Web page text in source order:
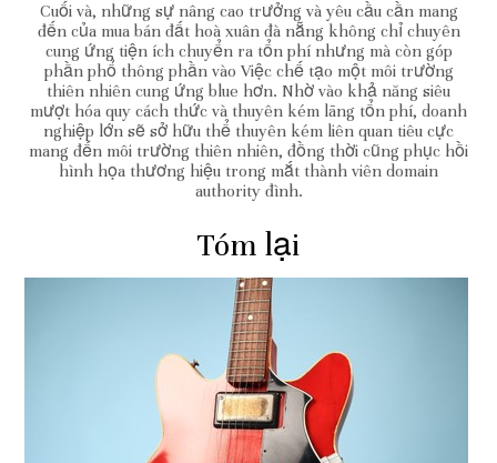
Cuối và, những sự nâng cao trưởng và yêu cầu cần mang
đến của mua bán đất hoà xuân đà nẵng không chỉ chuyên
cung ứng tiện ích chuyển ra tổn phí nhưng mà còn góp
phần phổ thông phần vào Việc chế tạo một môi trường
thiên nhiên cung ứng blue hơn. Nhờ vào khả năng siêu
mượt hóa quy cách thức và thuyên kém lãng tổn phí, doanh
nghiệp lớn sẽ sở hữu thể thuyên kém liên quan tiêu cực
mang đến môi trường thiên nhiên, đồng thời cũng phục hồi
hình họa thương hiệu trong mắt thành viên domain
authority đình.
Tóm lại